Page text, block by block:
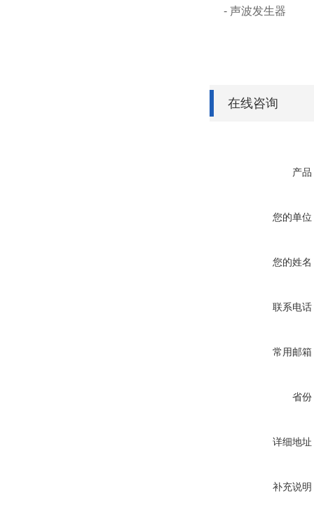
- 声波发生器
在线咨询
产品
您的单位
您的姓名
联系电话
常用邮箱
省份
详细地址
补充说明